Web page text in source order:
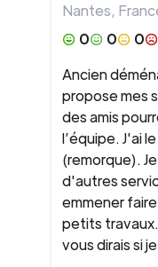
Nantes,
0
0 0
Ancien
propose mes
des amis
l’équipe. J'ai
(remorque).
d'autres
emmener
petits
vous dirais si